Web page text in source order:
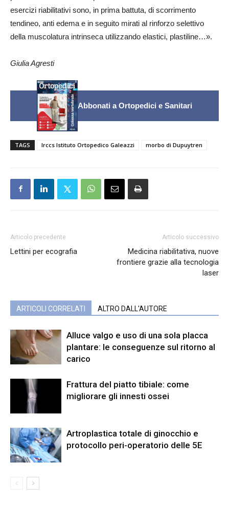
esercizi riabilitativi sono, in prima battuta, di scorrimento
tendineo, anti edema e in seguito mirati al rinforzo selettivo
della muscolatura intrinseca utilizzando elastici, plastiline…».
Giulia Agresti
Abbonati a Ortopedici e Sanitari
TAGS Irccs Istituto Ortopedico Galeazzi morbo di Dupuytren
Articolo precedente
Lettini per ecografia
Articolo successivo
Medicina riabilitativa, nuove
frontiere grazie alla tecnologia
laser
ARTICOLI CORRELATI ALTRO DALL'AUTORE
Alluce valgo e uso di una sola placca
plantare: le conseguenze sul ritorno al
carico
Frattura del piatto tibiale: come
migliorare gli innesti ossei
Artroplastica totale di ginocchio e
protocollo peri-operatorio delle 5E